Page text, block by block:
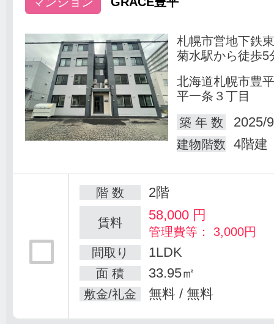
札幌市営地下鉄
菊水駅から徒歩5
北海道札幌市豊
平一条３丁目
築 年 数
2025/
建物階数 4階建
階 数 2階
賃料 58,000円
管理費等： 3,000円
間取り
1LDK
面 積 33.95㎡
敷金/礼金 無料 / 無料